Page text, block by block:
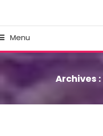
Menu
Archives :